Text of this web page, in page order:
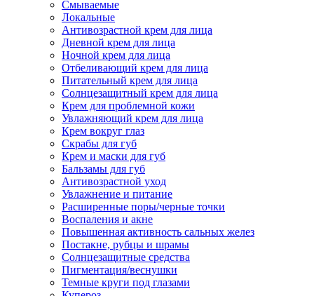
Смываемые
Локальные
Антивозрастной крем для лица
Дневной крем для лица
Ночной крем для лица
Отбеливающий крем для лица
Питательный крем для лица
Солнцезащитный крем для лица
Крем для проблемной кожи
Увлажняющий крем для лица
Крем вокруг глаз
Скрабы для губ
Крем и маски для губ
Бальзамы для губ
Антивозрастной уход
Увлажнение и питание
Расширенные поры/черные точки
Воспаления и акне
Повышенная активность сальных желез
Постакне, рубцы и шрамы
Солнцезащитные средства
Пигментация/веснушки
Темные круги под глазами